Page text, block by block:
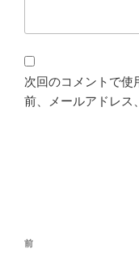
次回のコメントで使
前、メールアドレス
投
過
前